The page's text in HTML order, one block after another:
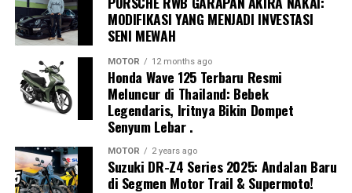
Sementara bagi Kiattisak, seri Silverstone menjadi
kesempatan penting untuk mengumpulkan pengalaman
di panggung balap dunia.
Dengan absennya Zen Mitani dan hadirnya Kiattisak
Singhapong, perhatian publik Indonesia tentu akan
tertuju pada garasi Honda Team Asia.Akankah Veda
kembali mencetak hasil positif, sementara Kiattisak
mampu memberikan kejutan dalam debutnya di
Moto3?
panas untuk meningkatkan performa sebelum seri
berikutnya.
“Ini bukan akhir pekan
terbaik, tapi banyak
pelajaran yang kami dapat.
Saya akan memanfaatkan
jeda musim panas untuk
Era Baru MotoGP: Michelin
Digantikan Pirelli
MotoGP pertama kali menerapkan sistem
single tyre
menjadi pemasok tunggal ban balap.
MODIFIKASI YANG MENJADI INVESTASI
SENI MEWAH
MOTOR 12 months ago
Honda Wave 125 Terbaru Resmi
Meluncur di Thailand: Bebek
Legendaris, Iritnya Bikin Dompet
Senyum Lebar .
MOTOR 2 years ago
Suzuki DR-Z4 Series 2025: Andalan Baru
di Segmen Motor Trail & Supermoto!